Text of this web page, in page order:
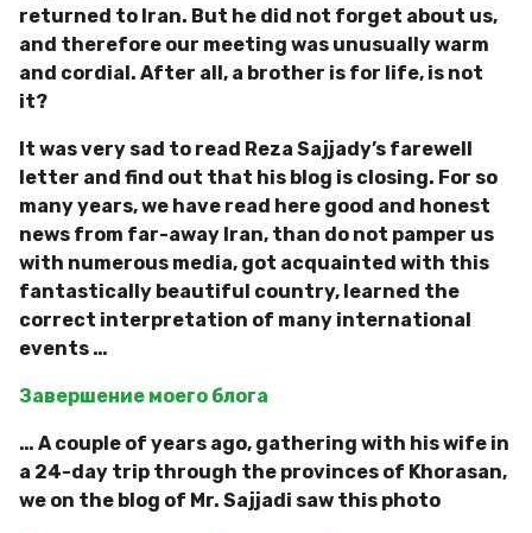
returned to Iran. But he did not forget about us,
and therefore our meeting was unusually warm
and cordial. After all, a brother is for life, is not
it?
It was very sad to read Reza Sajjady’s farewell
letter and find out that his blog is closing. For so
many years, we have read here good and honest
news from far-away Iran, than do not pamper us
with numerous media, got acquainted with this
fantastically beautiful country, learned the
correct interpretation of many international
events …
Завершение моего блога
… A couple of years ago, gathering with his wife in
a 24-day trip through the provinces of Khorasan,
we on the blog of Mr. Sajjadi saw this photo